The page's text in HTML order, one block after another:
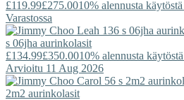
£119.99£275.0010% alennusta
Varastossa
s 06jha aurinkolasit
£134.99£350.0010% alennusta
Arvioitu 11 Aug 2026
2m2 aurinkolasit